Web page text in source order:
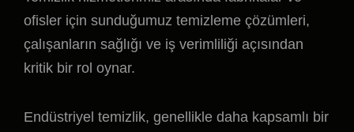
ofisler için sunduğumuz temizleme çözümleri,
çalışanların sağlığı ve iş verimliliği açısından
kritik bir rol oynar.
Endüstriyel temizlik, genellikle daha kapsamlı bir